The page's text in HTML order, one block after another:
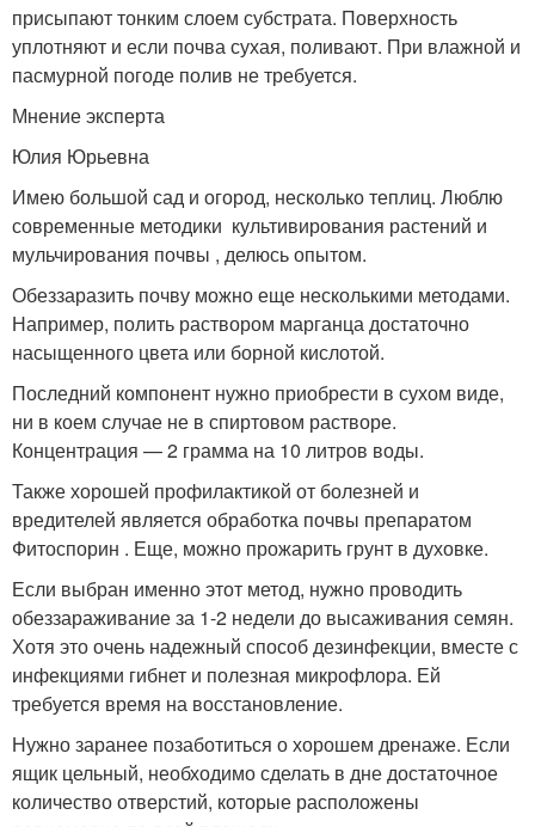
присыпают тонким слоем субстрата. Поверхность
уплотняют и если почва сухая, поливают. При влажной и
пасмурной погоде полив не требуется.
Мнение эксперта
Юлия Юрьевна
Имею большой сад и огород, несколько теплиц. Люблю
современные методики культивирования растений и
мульчирования почвы , делюсь опытом.
Обеззаразить почву можно еще несколькими методами.
Например, полить раствором марганца достаточно
насыщенного цвета или борной кислотой.
Последний компонент нужно приобрести в сухом виде,
ни в коем случае не в спиртовом растворе.
Концентрация — 2 грамма на 10 литров воды.
Также хорошей профилактикой от болезней и
вредителей является обработка почвы препаратом
Фитоспорин . Еще, можно прожарить грунт в духовке.
Если выбран именно этот метод, нужно проводить
обеззараживание за 1-2 недели до высаживания семян.
Хотя это очень надежный способ дезинфекции, вместе с
инфекциями гибнет и полезная микрофлора. Ей
требуется время на восстановление.
Нужно заранее позаботиться о хорошем дренаже. Если
ящик цельный, необходимо сделать в дне достаточное
количество отверстий, которые расположены